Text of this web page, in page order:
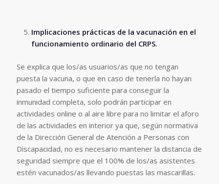
Implicaciones prácticas de la vacunación en el
funcionamiento ordinario del CRPS.
Se explica que los/as usuarios/as que no tengan
puesta la vacuna, o que en caso de tenerla no hayan
pasado el tiempo suficiente para conseguir la
inmunidad completa, solo podrán participar en
actividades online o al aire libre para no limitar el aforo
de las actividades en interior ya que, según normativa
de la Dirección General de Atención a Personas con
Discapacidad, no es necesario mantener la distancia de
seguridad siempre que el 100% de los/as asistentes
estén vacunados/as llevando puestas las mascarillas.